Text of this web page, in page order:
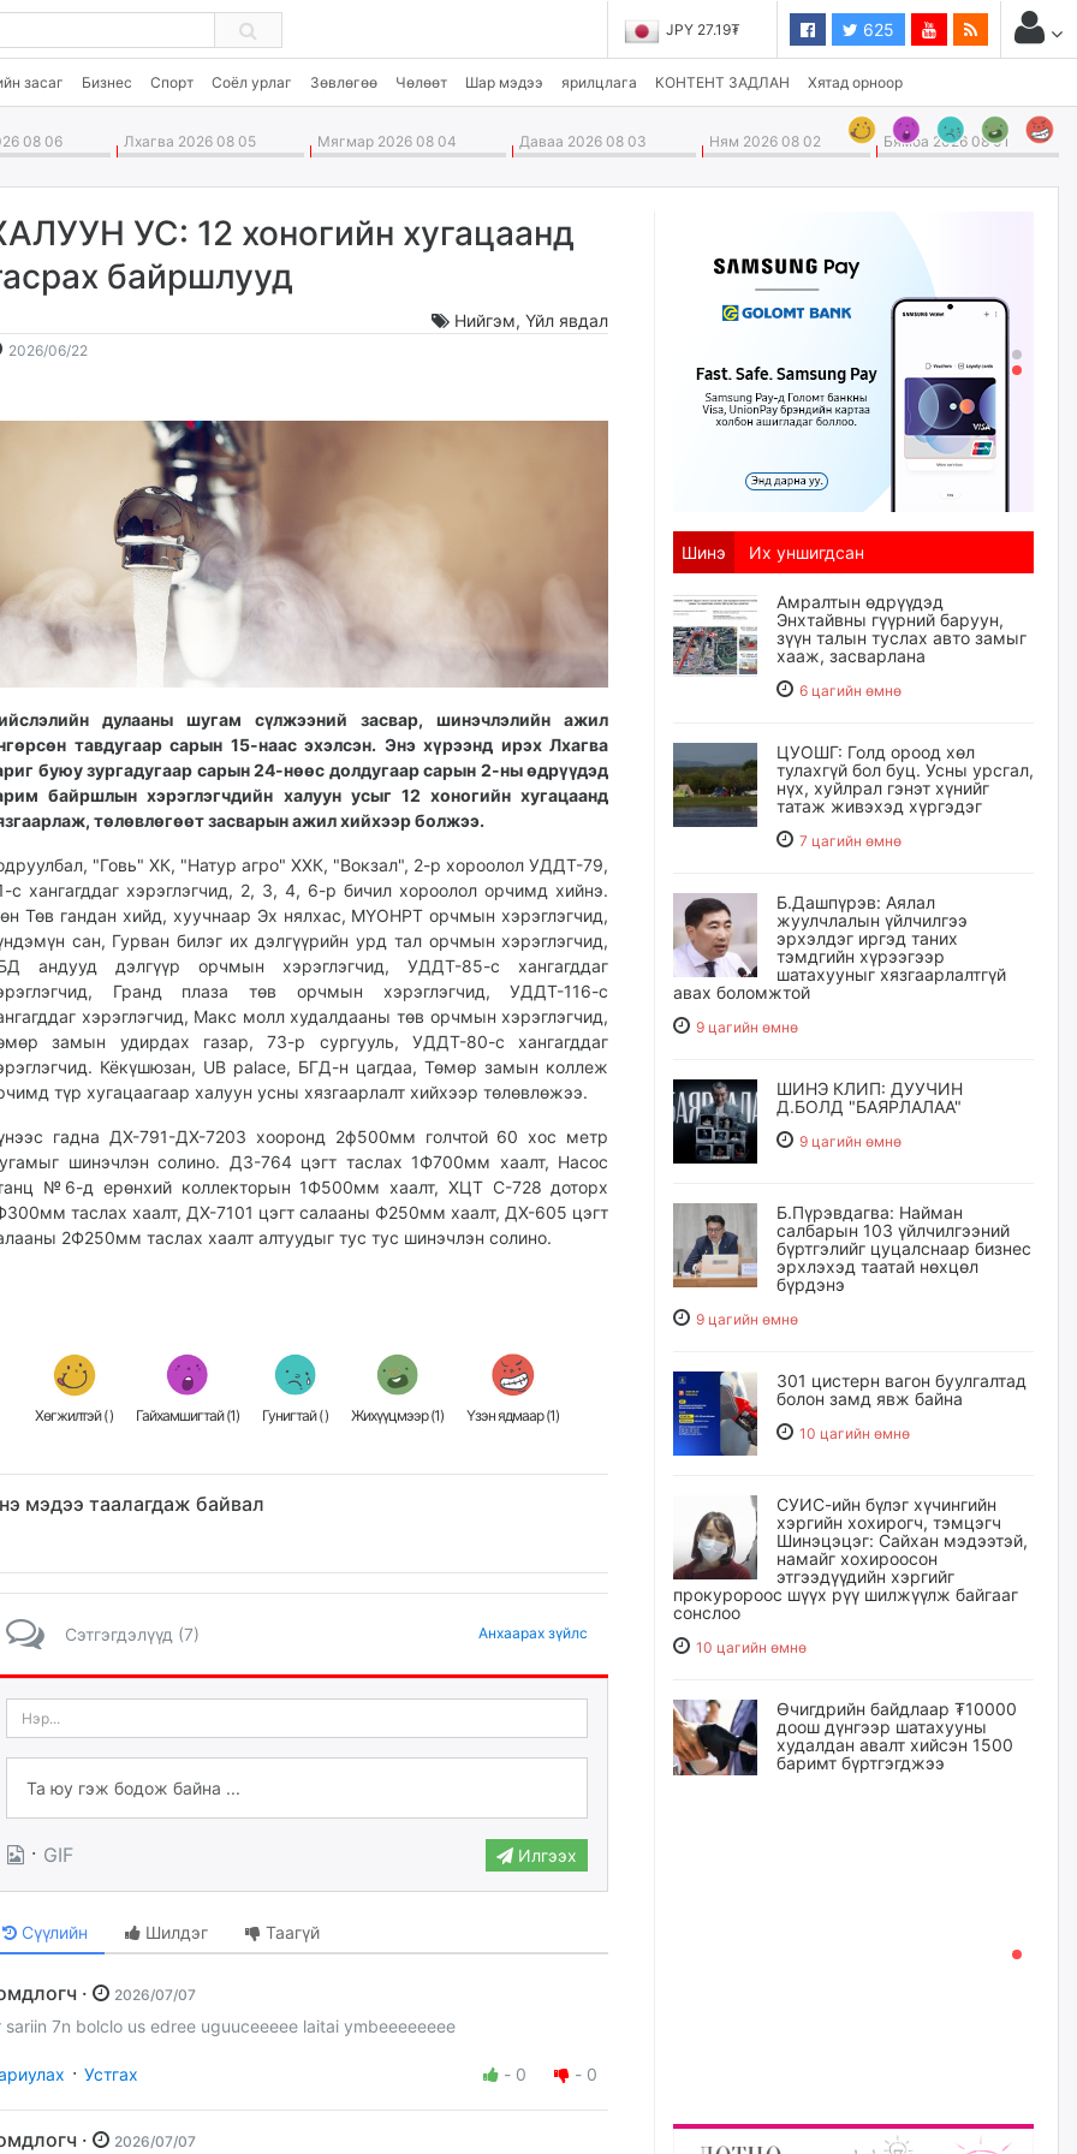
JPY 27.19₮ 625
засаг Бизнес Спорт Соёл урлаг Зөвлөгөө Чөлөөт Шар мэдээ ярилцлага КОНТЕНТ ЗАДЛАН Хятад орноор
08 06 Лхагва 2026 08 05 Мягмар 2026 08 04 Даваа 2026 08 03 Ням 2026 08 02 Бямба 2026 08 01
УС: 12 хоногийн хугацаанд
байршлууд
Нийгэм,Үйл явдал
2026/06/22
12:08:54
22:43:37
дулааны шугам сүлжээний засвар, шинэчлэлийн ажил
тавдугаар сарын 15-наас эхэлсэн. Энэ хүрээнд ирэх Лхагва
буюу зургадугаар сарын 24-нөөс долдугаар сарын 2-ны өдрүүдэд
байршлын хэрэглэгчдийн халуун усыг 12 хоногийн хугацаанд
төлөвлөгөөт засварын ажил хийхээр болжээ.
"Говь" ХК, "Натур агро" ХХК, "Вокзал", 2-р хороолол УДДТ-79,
с хангагддаг хэрэглэгчид, 2, 3, 4, 6-р бичил хороолол орчимд хийнэ.
Төв гандан хийд, хуучнаар Эх нялхас, МҮОНРТ орчмын хэрэглэгчид,
сан, Гурван билэг их дэлгүүрийн урд тал орчмын хэрэглэгчид,
андууд дэлгүүр орчмын хэрэглэгчид, УДДТ-85-с хангагддаг
Гранд плаза төв орчмын хэрэглэгчид, УДДТ-116-с
хэрэглэгчид, Макс молл худалдааны төв орчмын хэрэглэгчид,
замын удирдах газар, 73-р сургууль, УДДТ-80-с хангагддаг
Кёкүшюзан, UB palace, БГД-н цагдаа, Төмөр замын коллеж
түр хугацаагаар халуун усны хязгаарлалт хийхээр төлөвлөжээ.
гадна ДХ-791-ДХ-7203 хооронд 2ф500мм голчтой 60 хос метр
шинэчлэн солино. ДЗ-764 цэгт таслах 1Ф700мм хаалт, Насос
№6-д ерөнхий коллекторын 1Ф500мм хаалт, ХЦТ С-728 доторх
таслах хаалт, ДХ-7101 цэгт салааны Ф250мм хаалт, ДХ-605 цэгт
2Ф250мм таслах хаалт алтуудыг тус тус шинэчлэн солино.
Хөгжилтэй () Гайхамшигтай (1) Гунигтай () Жихүүцмээр (1) Үзэн ядмаар (1)
мэдээ таалагдаж байвал
Сэтгэгдэлүүд (7) Анхаарах зүйлс
· GIF Илгээх
Сүүлийн Шилдэг Таагүй
Гомдлогч · 2026/07/07
sariin 7n bolclo us edree uguuceeeee laitai ymbeeeeeeee
· Устгах - 0 - 0
Гомдлогч · 2026/07/07
Шинэ Их уншигдсан
Амралтын өдрүүдэд
Энхтайвны гүүрний баруун,
зүүн талын туслах авто замыг
хааж, засварлана
6 цагийн өмнө
ЦУОШГ: Голд ороод хөл
тулахгүй бол буц. Усны урсгал,
нүх, хуйлрал гэнэт хүнийг
татаж живэхэд хүргэдэг
7 цагийн өмнө
Б.Дашпүрэв: Аялал
жуулчлалын үйлчилгээ
эрхэлдэг иргэд таних
тэмдгийн хүрээгээр
шатахууныг хязгаарлалтгүй
авах боломжтой
9 цагийн өмнө
ШИНЭ КЛИП: ДУУЧИН
Д.БОЛД "БАЯРЛАЛАА"
9 цагийн өмнө
Б.Пүрэвдагва: Найман
салбарын 103 үйлчилгээний
бүртгэлийг цуцалснаар бизнес
эрхлэхэд таатай нөхцөл
бүрдэнэ
9 цагийн өмнө
301 цистерн вагон буулгалтад
болон замд явж байна
10 цагийн өмнө
СУИС-ийн бүлэг хүчингийн
хэргийн хохирогч, тэмцэгч
Шинэцэцэг: Сайхан мэдээтэй,
намайг хохироосон
этгээдүүдийн хэргийг
прокуророос шүүх рүү шилжүүлж байгааг
сонслоо
10 цагийн өмнө
Өчигдрийн байдлаар ₮10000
доош дүнгээр шатахууны
худалдан авалт хийсэн 1500
баримт бүртгэгджээ